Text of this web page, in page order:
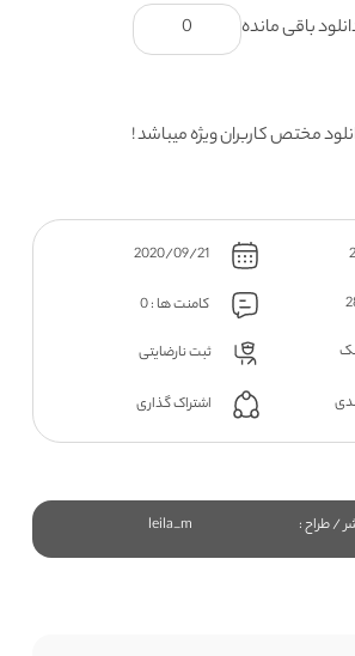
باقی مانده 0
مختص کاربران ویژه میباشد !
2020/09/21
کامنت ها : 0
ثبت نارضایتی
اشتراک گذاری
/ طراح : leila_m